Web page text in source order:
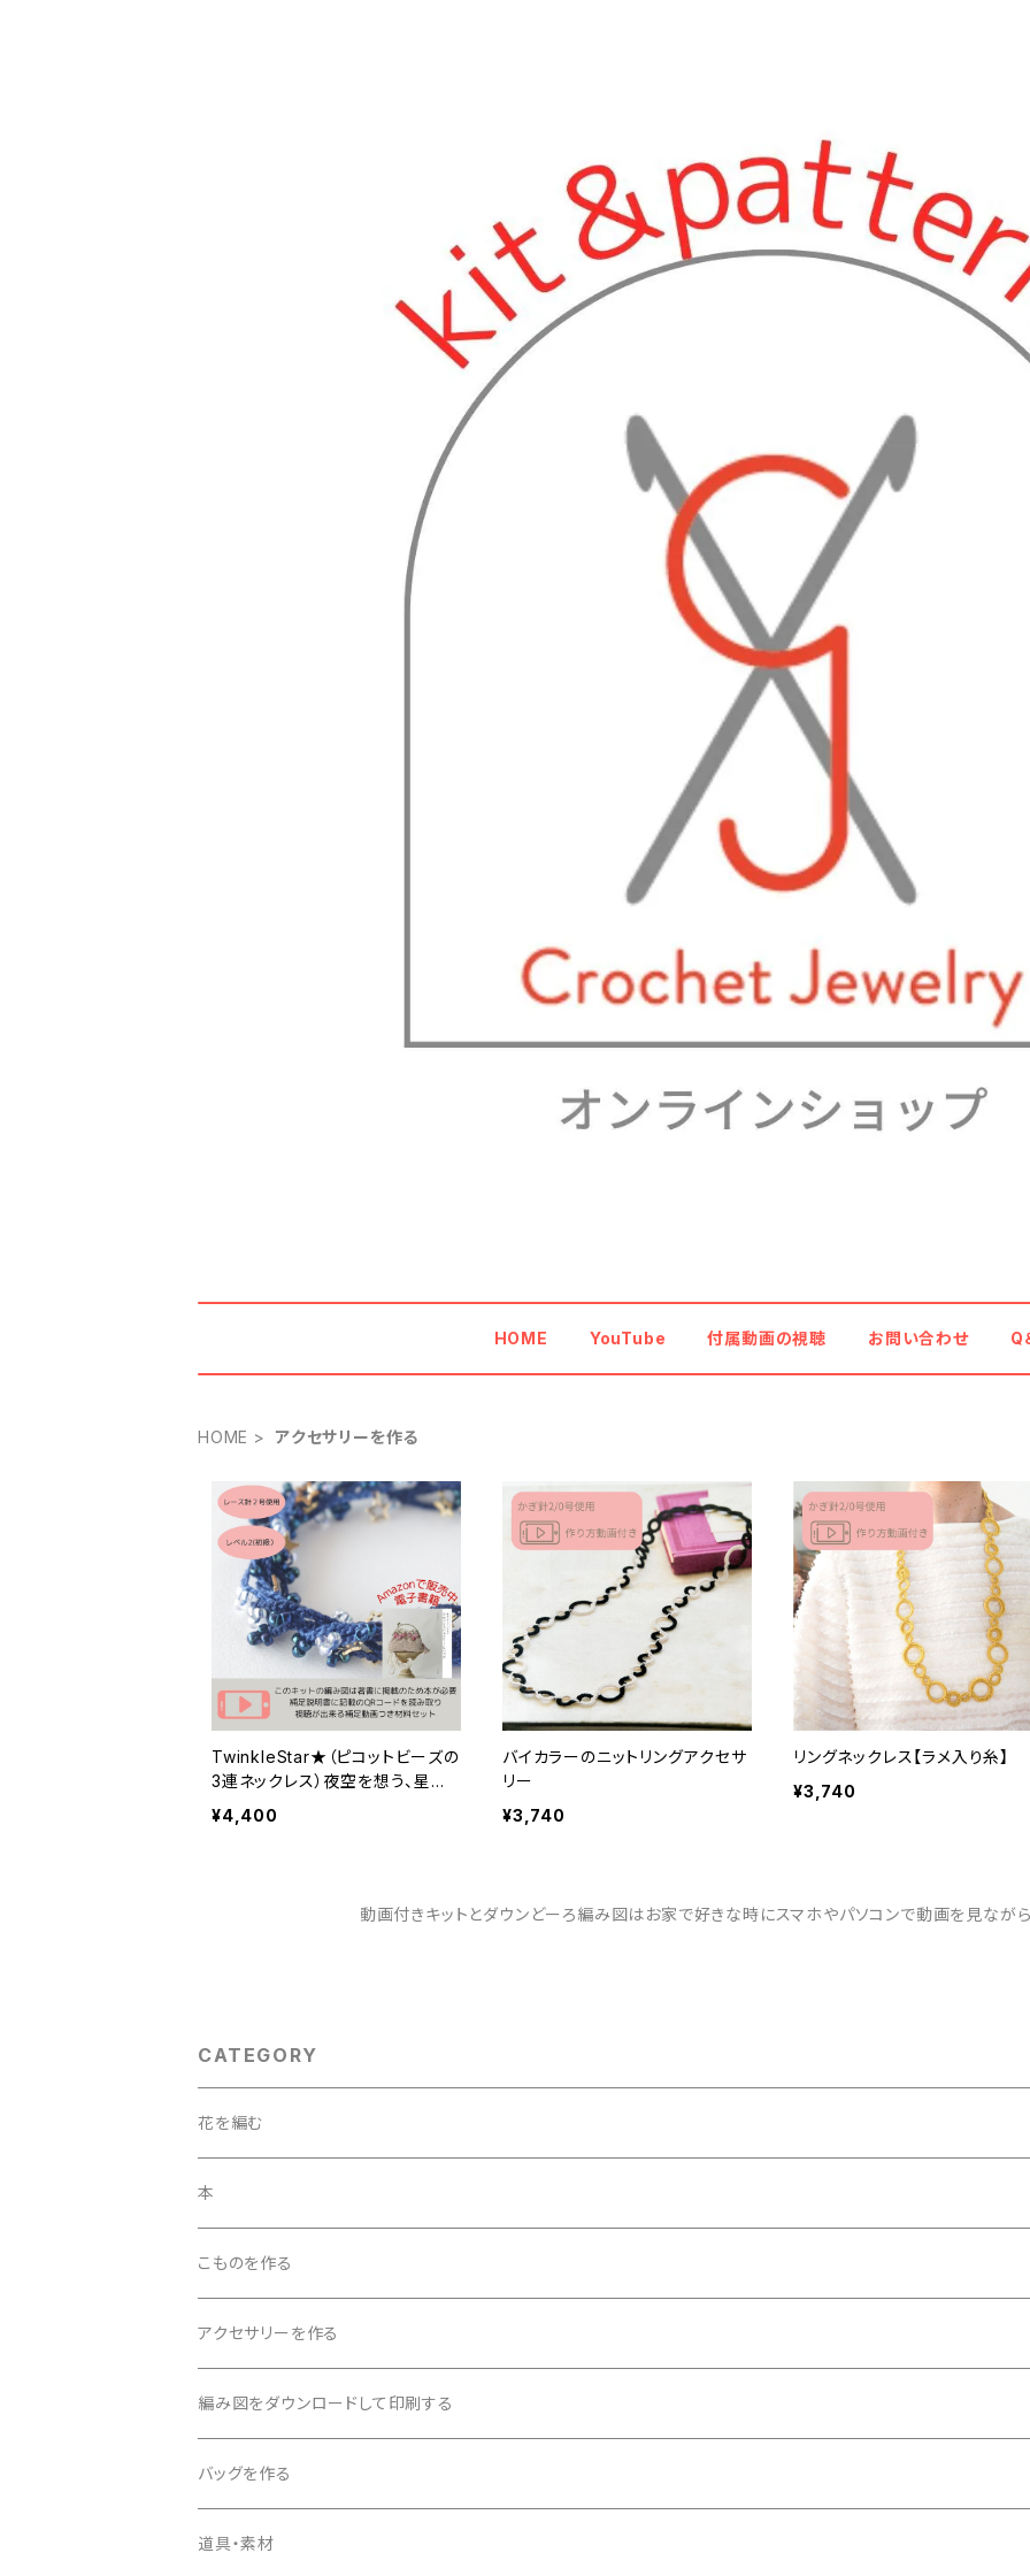
HOME YouTube 付属動画の視聴 お問い合わせ Q
HOME アクセサリーを作る
TwinkleStar★（ピコットビーズの
3連ネックレス）夜空を想う、星屑
のレースネックレスキット
¥4,400
バイカラーのニットリングアクセサ
リー
¥3,740
リングネックレス【ラメ入り糸】
¥3,740
動画付きキットとダウンどーろ編み図はお家で好きな時にスマホやパソコンで動画を見ながら
CATEGORY
花を編む
「花を編む」6ｐ～13ｐの花
「花を編む」１4ｐ～20ｐの花
「花を編む」21ｐ～28ｐの花
本
こものを作る
アクセサリーを作る
ビーズを編み込んで作る
ビーズを編み込まないで作る
アクセサリー工具を使う
編み図をダウンロードして印刷する
バッグを作る
道具・素材